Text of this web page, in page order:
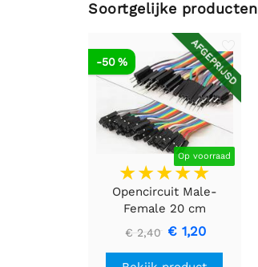
Soortgelijke producten
AFGEPRIJSD
Op voorraad
-50 %
Opencircuit Male-
Female 20 cm
bandkabel 40 stuks
€ 2,40 € 1,20